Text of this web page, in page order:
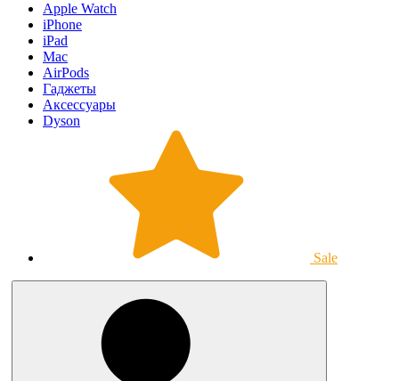
Apple Watch
iPhone
iPad
Mac
AirPods
Гаджеты
Аксессуары
Dyson
Sale